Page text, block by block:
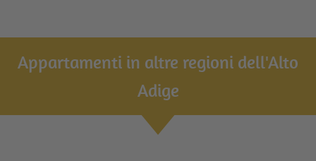
Appartamenti in altre regioni dell'Alto
Adige